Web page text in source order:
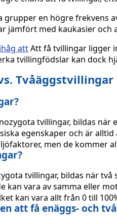
grupper en högre frekvens
jämfört med kaukasier och
attAtt få tvillingar ligger
tvillingfödslar kan dock
Tvåäggstvillingar
tvillingar, bildas
egenskaper och är
men de kommer
tvillingar, bildas när
kan vara av samma eller
kan vara allt från 0 till
att få enäggs- och